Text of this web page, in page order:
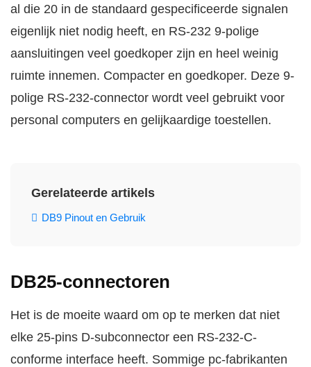
al die 20 in de standaard gespecificeerde signalen
eigenlijk niet nodig heeft, en RS-232 9-polige
aansluitingen veel goedkoper zijn en heel weinig
ruimte innemen. Compacter en goedkoper. Deze 9-
polige RS-232-connector wordt veel gebruikt voor
personal computers en gelijkaardige toestellen.
Gerelateerde artikels
DB9 Pinout en Gebruik
DB25-connectoren
Het is de moeite waard om op te merken dat niet
elke 25-pins D-subconnector een RS-232-C-
conforme interface heeft. Sommige pc-fabrikanten